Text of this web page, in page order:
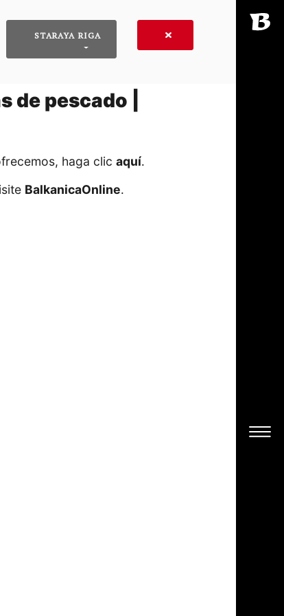
STARAYA RIGA
de pescado |
haga clic aquí․
BalkanicaOnline․